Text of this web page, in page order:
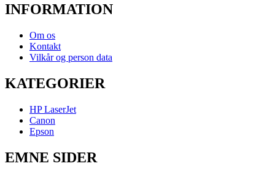
INFORMATION
Om os
Kontakt
Vilkår og person data
KATEGORIER
HP LaserJet
Canon
Epson
EMNE SIDER